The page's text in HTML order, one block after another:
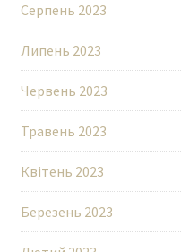
Серпень 2023
Липень 2023
Червень 2023
Травень 2023
Квітень 2023
Березень 2023